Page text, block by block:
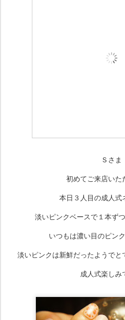
Ｓさま
初めてご来店いた
本日３人目の成人
淡いピンクベースで１本ず
いつもは濃い目のピン
淡いピンクは新鮮だったようで
成人式楽しみ